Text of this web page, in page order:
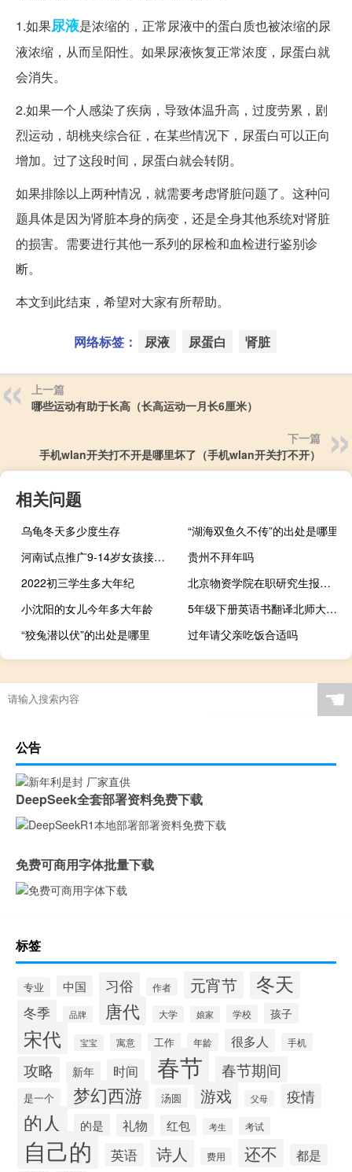
1.如果尿液是浓缩的，正常尿液中的蛋白质也被浓缩的尿
液浓缩，从而呈阳性。如果尿液恢复正常浓度，尿蛋白就
会消失。
2.如果一个人感染了疾病，导致体温升高，过度劳累，剧
烈运动，胡桃夹综合征，在某些情况下，尿蛋白可以正向
增加。过了这段时间，尿蛋白就会转阴。
如果排除以上两种情况，就需要考虑肾脏问题了。这种问
题具体是因为肾脏本身的病变，还是全身其他系统对肾脏
的损害。需要进行其他一系列的尿检和血检进行鉴别诊
断。
本文到此结束，希望对大家有所帮助。
网络标签： 尿液 尿蛋白 肾脏
上一篇
哪些运动有助于长高（长高运动一月长6厘米）
下一篇
手机wlan开关打不开是哪里坏了（手机wlan开关打不开）
相关问题
乌龟冬天多少度生存
“湖海双鱼久不传”的出处是哪里
河南试点推广9-14岁女孩接种HPV疫苗
贵州不拜年吗
2022初三学生多大年纪
北京物资学院在职研究生报考条件
小沈阳的女儿今年多大年龄
5年级下册英语书翻译北师大版（5年级下册英语书翻译）
“狡兔潜以伏”的出处是哪里
过年请父亲吃饭合适吗
☚
公告
DeepSeek全套部署资料免费下载
免费可商用字体批量下载
标签
专业 中国 习俗 作者 元宵节 冬天
冬季 品牌 唐代 大学 娘家 学校 孩子
宋代 宝宝 寓意 工作 年龄 很多人 手机
攻略 新年 时间 春节 春节期间
是一个 梦幻西游 汤圆 游戏 父母 疫情
的人 的是 礼物 红包 考生 考试
自己的 英语 诗人 费用 还不 都是